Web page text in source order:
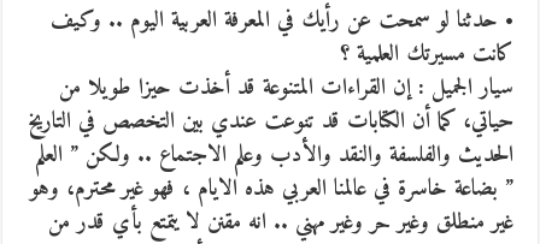
• حدثنا لو سمحت عن رأيك في المعرفة العربية اليوم .. وكيف
كانت مسيرتك العلمية ؟
سيار الجميل : إن القراءات المتنوعة قد أخذت حيزا طويلا من
حياتي، كما أن الكتابات قد تنوعت عندي بين التخصص في التاريخ
الحديث والفلسفة والنقد والأدب وعلم الاجتماع .. ولكن ” العلم
” بضاعة خاسرة في عالمنا العربي هذه الايام ، فهو غير محترم، وهو
غير منطلق وغير حر وغير مهني .. انه مقنن لا يتمتع بأي قدر من